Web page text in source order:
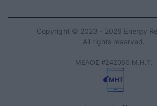
Copyright © 2023 - 2026 Energy
All rights reserved.
ΜΕΛΟΣ #242065 Μ.Η.Τ.